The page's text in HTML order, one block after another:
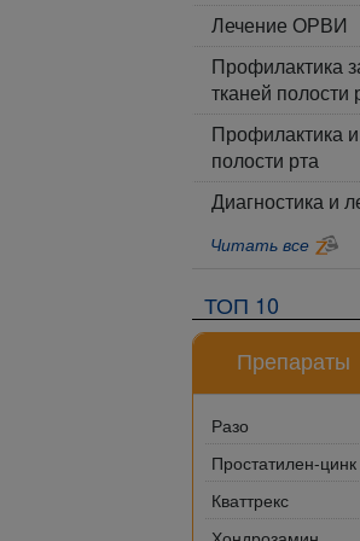
Лечение ОРВИ
Профилактика
тканей полости
Профилактика
полости рта
Диагностика и
Читать все
ТОП 10
Препараты
Разо
Простатилен-цинк
Кваттрекс